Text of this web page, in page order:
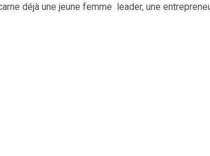
déjà une jeune femme leader, une